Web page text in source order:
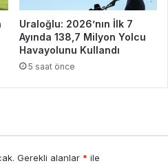
Uraloğlu: 2026’nın İlk 7
Ayında 138,7 Milyon Yolcu
Havayolunu Kullandı
5 saat önce
Gerekli alanlar * ile